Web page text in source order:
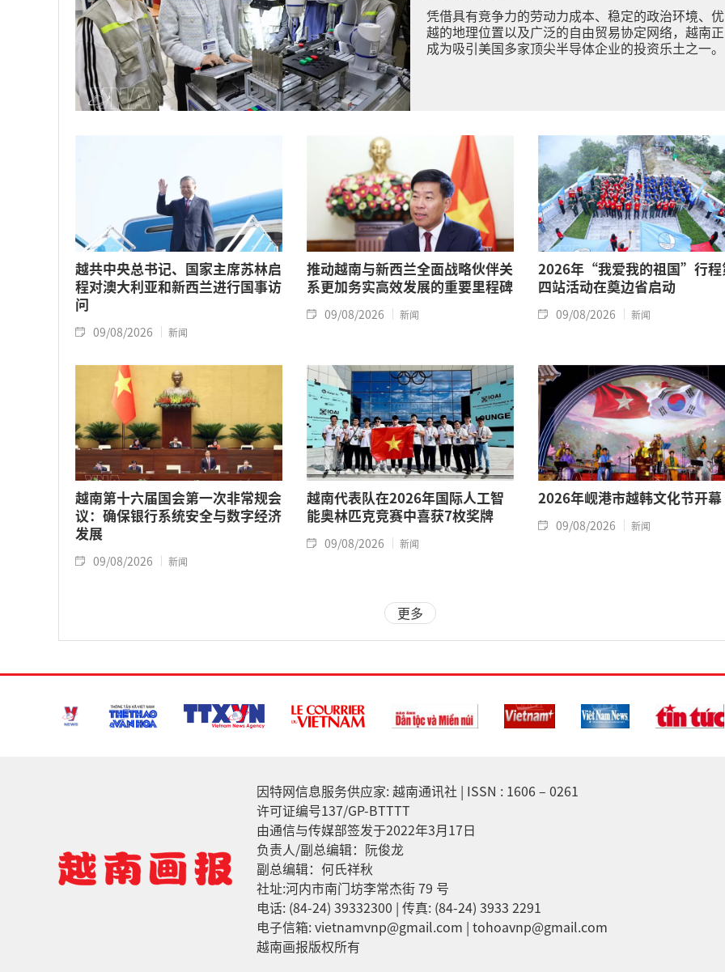
凭借具有竞争力的劳动力成本、稳定的政治环境、优
越的地理位置以及广泛的自由贸易协定网络，越南正
成为吸引美国多家顶尖半导体企业的投资乐土之一。
越共中央总书记、国家主席苏林启
程对澳大利亚和新西兰进行国事访
问
09/08/2026 新闻
推动越南与新西兰全面战略伙伴关
系更加务实高效发展的重要里程碑
09/08/2026 新闻
2026年“我爱我的祖国”行程
四站活动在奠边省启动
09/08/2026 新闻
越南第十六届国会第一次非常规会
议：确保银行系统安全与数字经济
发展
09/08/2026 新闻
越南代表队在2026年国际人工智
能奥林匹克竞赛中喜获7枚奖牌
09/08/2026 新闻
2026年岘港市越韩文化节开幕
09/08/2026 新闻
更多
因特网信息服务供应家: 越南通讯社 | ISSN : 1606 – 0261
许可证编号137/GP-BTTTT
由通信与传媒部签发于2022年3月17日
负责人/副总编辑：阮俊龙
副总编辑：何氏祥秋
社址:河内市南门坊李常杰街 79 号
电话: (84-24) 39332300 | 传真: (84-24) 3933 2291
电子信箱: vietnamvnp@gmail.com | tohoavnp@gmail.com
越南画报版权所有